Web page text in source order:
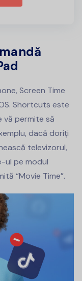
Screen Time
Shortcuts este
vă permite să
dacă doriți
televizorul,
ul pe modul
“Movie Time”.